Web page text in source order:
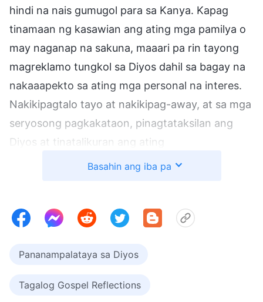
hindi na nais gumugol para sa Kanya. Kapag
tinamaan ng kasawian ang ating mga pamilya o
may naganap na sakuna, maaari pa rin tayong
magreklamo tungkol sa Diyos dahil sa bagay na
nakaaapekto sa ating mga personal na interes.
Nakikipagtalo tayo at nakikipag-away, at sa mga
seryosong pagkakataon, pinagtataksilan ang
Diyos at tinatalikuran ang ating
pananampalataya. Maraming beses na sinabi ng
Panginoon mong Dios ng buong puso mo, at ng
(Mateo 22:37). Gayunman, palagi tayong
pangangailangan ng ating laman, at mas
Basahin ang iba pa
Pananampalataya sa Diyos
Tagalog Gospel Reflections